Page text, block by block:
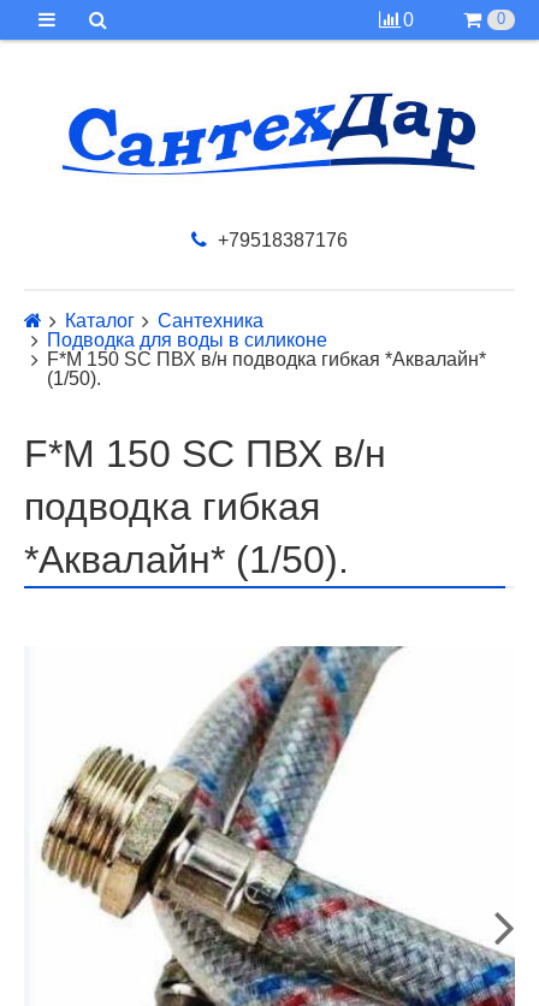
0 0
+79518387176
Каталог
Сантехника
Подводка для воды в силиконе
F*M 150 SC ПВХ в/н подводка гибкая *Аквалайн*
(1/50).
F*M 150 SC ПВХ в/н
подводка гибкая
*Аквалайн* (1/50).